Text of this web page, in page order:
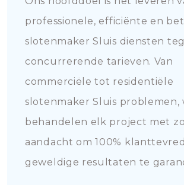
professionele, efficiënte en
slotenmaker Sluis diensten
concurrerende tarieven. Van
commerciële tot residentiële
slotenmaker Sluis problemen,
behandelen elk project met
aandacht om 100%
geweldige resultaten te